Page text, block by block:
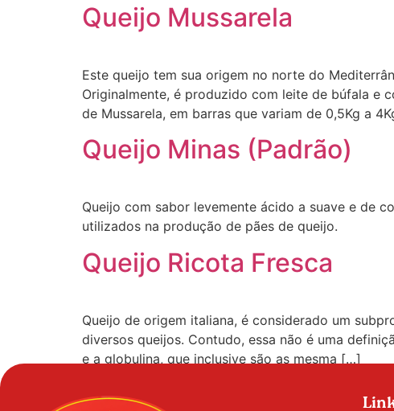
Queijo Mussarela
Este queijo tem sua origem no norte do
Originalmente, é produzido com leite de búfala e
de Mussarela, em barras que variam de 0,5Kg a
Queijo Minas (Padrão)
Queijo com sabor levemente ácido a suave e de
utilizados na produção de pães de queijo.
Queijo Ricota Fresca
Queijo de origem italiana, é considerado um
diversos queijos. Contudo, essa não é uma
e a globulina, que inclusive são as mesma […]